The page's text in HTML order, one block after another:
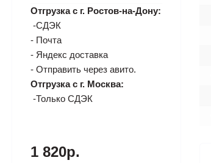
Отгрузка с г. Ростов-на-Дону:
-СДЭК
- Почта
- Яндекс доставка
- Отправить через авито.
Отгрузка с г. Москва:
-Только СДЭК
1 820р.